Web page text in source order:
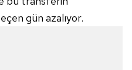
gün azalıyor.